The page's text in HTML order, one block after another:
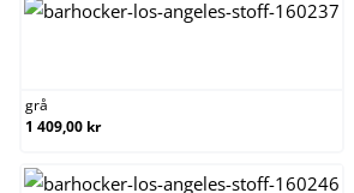
grå
1 409,00 kr